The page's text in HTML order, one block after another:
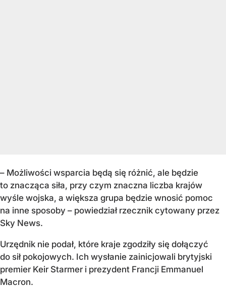
– Możliwości wsparcia będą się różnić, ale będzie
to znacząca siła, przy czym znaczna liczba krajów
wyśle wojska, a większa grupa będzie wnosić pomoc
na inne sposoby – powiedział rzecznik cytowany przez
Sky News.
Urzędnik nie podał, które kraje zgodziły się dołączyć
do sił pokojowych. Ich wysłanie zainicjowali brytyjski
premier Keir Starmer i prezydent Francji Emmanuel
Macron.